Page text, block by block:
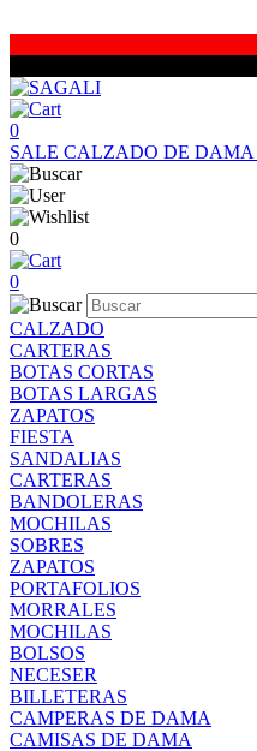
0
SALE CALZADO DE DAMA
0
0
CALZADO
CARTERAS
BOTAS CORTAS
BOTAS LARGAS
ZAPATOS
FIESTA
SANDALIAS
CARTERAS
BANDOLERAS
MOCHILAS
SOBRES
ZAPATOS
PORTAFOLIOS
MORRALES
MOCHILAS
BOLSOS
NECESER
BILLETERAS
CAMPERAS DE DAMA
CAMISAS DE DAMA